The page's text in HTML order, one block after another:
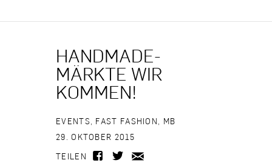
HANDMADE-
MÄRKTE WIR
KOMMEN!
EVENTS, FAST FASHION, MB
29. OKTOBER 2015
TEILEN